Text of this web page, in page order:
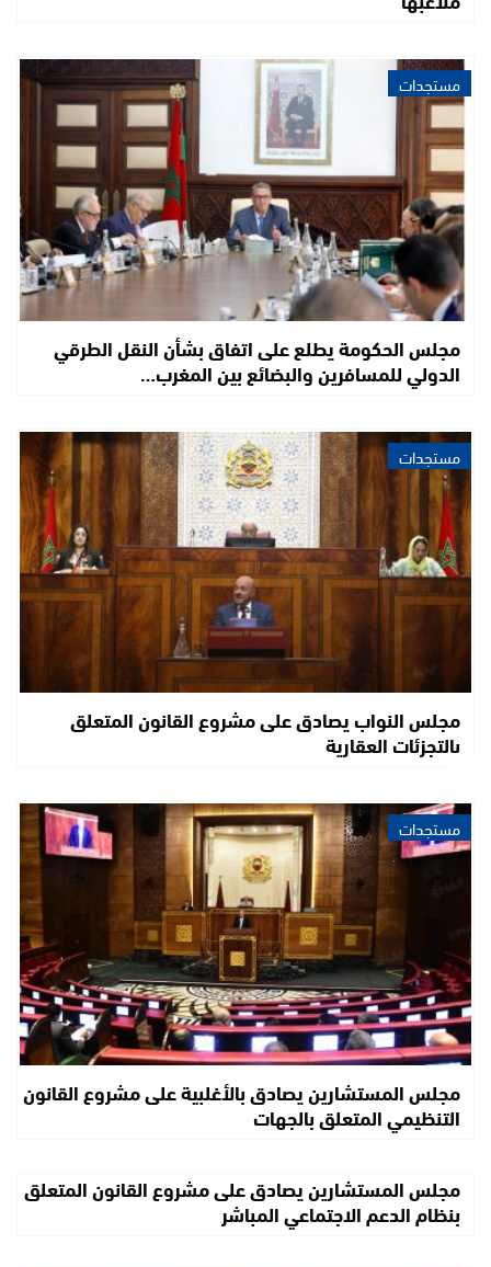
مستجدات
مجلس الحكومة يطلع على اتفاق بشأن النقل الطرقي
الدولي للمسافرين والبضائع بين المغرب…
مستجدات
مجلس النواب يصادق على مشروع القانون المتعلق
بالتجزئات العقارية
مستجدات
مجلس المستشارين يصادق بالأغلبية على مشروع القانون
التنظيمي المتعلق بالجهات
مجلس المستشارين يصادق على مشروع القانون المتعلق
بنظام الدعم الاجتماعي المباشر